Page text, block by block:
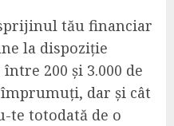
tău financiar
la dispoziție
200 și 3.000 de
dar și cât
te totodată de o